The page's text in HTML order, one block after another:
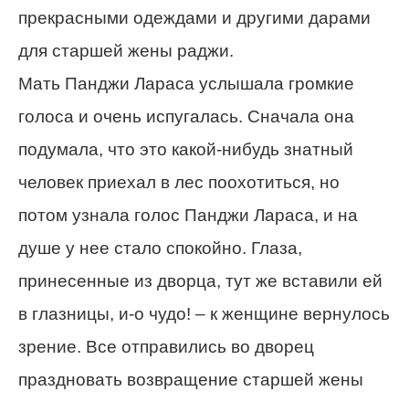
прекрасными одеждами и другими дарами
для старшей жены раджи.
Мать Панджи Лараса услышала громкие
голоса и очень испугалась. Сначала она
подумала, что это какой-нибудь знатный
человек приехал в лес поохотиться, но
потом узнала голос Панджи Лараса, и на
душе у нее стало спокойно. Глаза,
принесенные из дворца, тут же вставили ей
в глазницы, и-о чудо! – к женщине вернулось
зрение. Все отправились во дворец
праздновать возвращение старшей жены